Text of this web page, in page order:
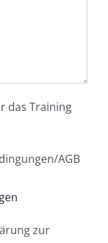
das Training
AGB
zur